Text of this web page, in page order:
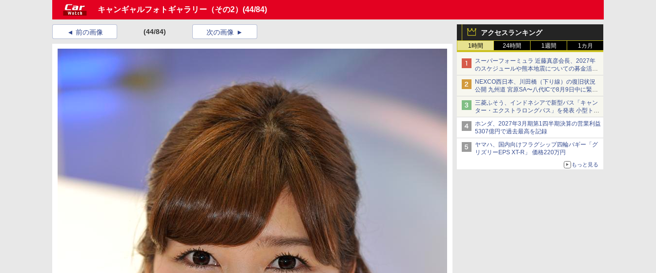
キャンギャルフォトギャラリー（その2） (44/84)
アクセスランキング
1時間 24時間 1週間 1カ月
スーパーフォーミュラ 近藤真彦会長、2027年
のスケジュールや熊本地震についての募金活動
を紹介
NEXCO西日本、川田橋（下り線）の復旧状況
公開 九州道 宮原SA〜八代ICで8月9日中に緊急
車両を通行可能に
三菱ふそう、インドネシアで新型バス「キャン
ター・エクストラロングバス」を発表 小型トラ
ックベースの観光・旅客輸送向けバス
ホンダ、2027年3月期第1四半期決算の営業利益
5307億円で過去最高を記録
ヤマハ、国内向けフラグシップ四輪バギー「グ
リズリーEPS XT-R」 価格220万円
もっと見る
前の画像 (44/84) 次の画像